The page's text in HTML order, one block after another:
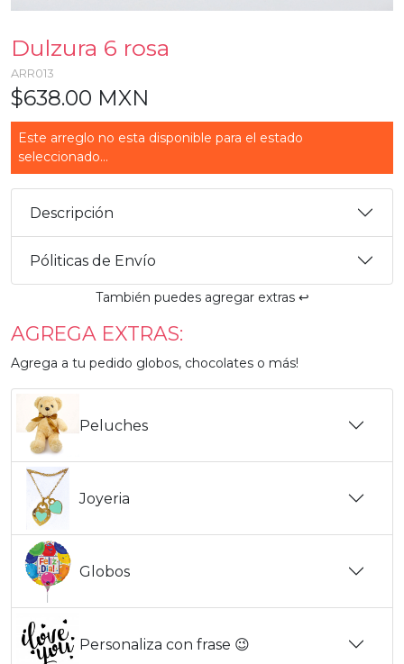
Dulzura 6 rosa
ARR013
$638.00 MXN
Este arreglo no esta disponible para el estado
seleccionado...
Descripción
Póliticas de Envío
También puedes agregar extras ↩️
AGREGA EXTRAS:
Agrega a tu pedido globos, chocolates o más!
Peluches
Joyeria
Globos
Personaliza con frase 😉